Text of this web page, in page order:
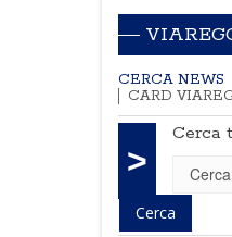
CERCA NEWS
CARD
>
Cerca